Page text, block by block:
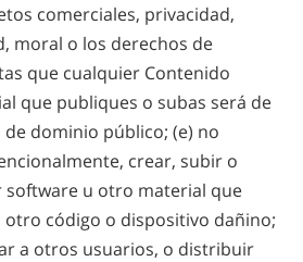
comerciales, privacidad,
moral o los derechos de
que cualquier Contenido
que publiques o subas será de
dominio público; (e) no
crear, subir o
u otro material que
código o dispositivo dañino;
a otros usuarios, o distribuir